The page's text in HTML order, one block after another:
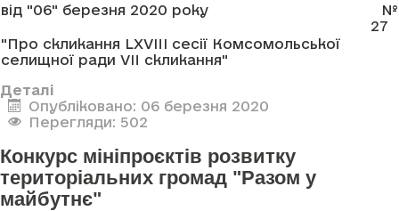
від "06" березня 2020 року
№
27
"Про скликання LXVIII сесії Комсомольської
селищної ради VII скликання"
Деталі
Опубліковано: 06 березня 2020
Перегляди: 502
Конкурс мініпроєктів розвитку
територіальних громад "Разом у
майбутнє"